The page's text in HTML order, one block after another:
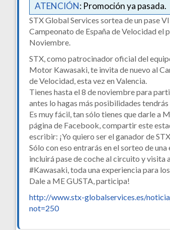
ATENCIÓN: Promoción ya pasada.
STX Global Services sortea de un pase
Campeonato de España de Velocidad el
Noviembre.
STX, como patrocinador oficial del
Motor Kawasaki, te invita de nuevo al
de Velocidad, esta vez en Valencia.
Tienes hasta el 8 de noviembre para
antes lo hagas más posibilidades tendrás
Es muy fácil, tan sólo tienes que darle a
página de Facebook, compartir este
escribir: ¡Yo quiero ser el ganador de
Sólo con eso entrarás en el sorteo de
incluirá pase de coche al circuito y visita
#Kawasaki, toda una experiencia para
Dale a ME GUSTA, participa!
http://www.stx-globalservices.es/
not=250